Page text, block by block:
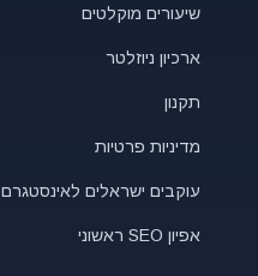
שיעורים מוקלטים
ארכיון ניוזלטר
תקנון
מדיניות פרטיות
עוקבים ישראלים לאינסטגרם
אפיון SEO ראשוני